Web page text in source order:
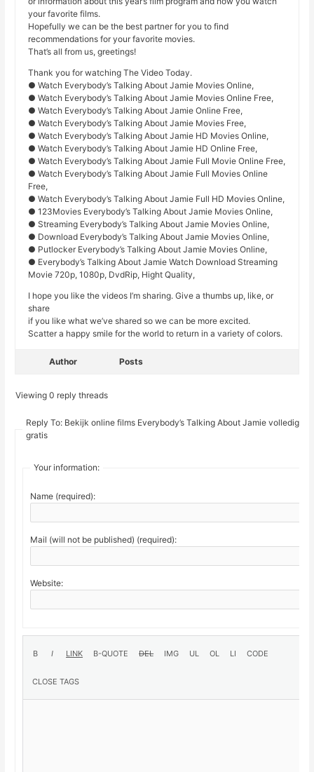
your favorite films.
Hopefully we can be the best partner for you to find
recommendations for your favorite movies.
That’s all from us, greetings!
Thank you for watching The Video Today.
● Watch Everybody’s Talking About Jamie Movies Online,
● Watch Everybody’s Talking About Jamie Movies Online Free,
● Watch Everybody’s Talking About Jamie Online Free,
● Watch Everybody’s Talking About Jamie Movies Free,
● Watch Everybody’s Talking About Jamie HD Movies Online,
● Watch Everybody’s Talking About Jamie HD Online Free,
● Watch Everybody’s Talking About Jamie Full Movie Online Free,
● Watch Everybody’s Talking About Jamie Full Movies Online
Free,
● Watch Everybody’s Talking About Jamie Full HD Movies Online,
● 123Movies Everybody’s Talking About Jamie Movies Online,
● Streaming Everybody’s Talking About Jamie Movies Online,
● Download Everybody’s Talking About Jamie Movies Online,
● Putlocker Everybody’s Talking About Jamie Movies Online,
● Everybody’s Talking About Jamie Watch Download Streaming
Movie 720p, 1080p, DvdRip, Hight Quality,
I hope you like the videos I’m sharing. Give a thumbs up, like, or
share
if you like what we’ve shared so we can be more excited.
Scatter a happy smile for the world to return in a variety of colors.
Author Posts
Viewing 0 reply threads
Reply To: Bekijk online films Everybody’s Talking About Jamie volledig
gratis
Your information:
Name (required):
Mail (will not be published) (required):
Website: